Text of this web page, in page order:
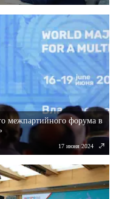
межпартийного форума в
17 июня 2024